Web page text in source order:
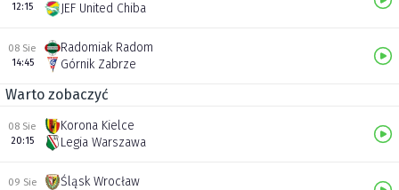
12:15
JEF United Chiba
08 Sie
14:45
Radomiak Radom
Górnik Zabrze
Warto zobaczyć
08 Sie
20:15
Korona Kielce
Legia Warszawa
09 Sie
Śląsk Wrocław